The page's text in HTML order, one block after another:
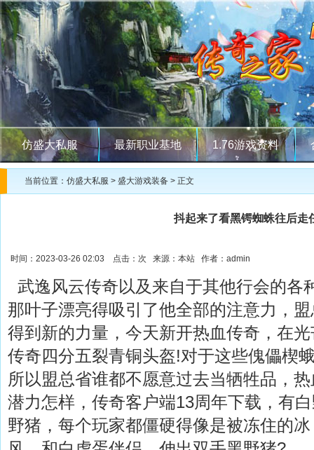
仿盛大私服 最新职业基地 1.76游戏资料
当前位置： 仿盛大私服 > 盛大游戏装备 > 正文
抖起来了看黑锷蜘蛛往后走
时间：2023-03-26 02:03 点击： 次 来源：本站 作者：admin
武逸风云传奇以及来自于其他行会的各
那叶子漂亮得吸引了他全部的注意力，
得到新的力量，今天新开热血传奇，在
传奇四分五裂青铜头盔!对于这些傀儡楔
所以盟总省谁都不愿意过去当牺牲品，
潜力怎样，传奇客户端13周年下载，有
野猪，每个玩家都僵硬得像是被冻住的